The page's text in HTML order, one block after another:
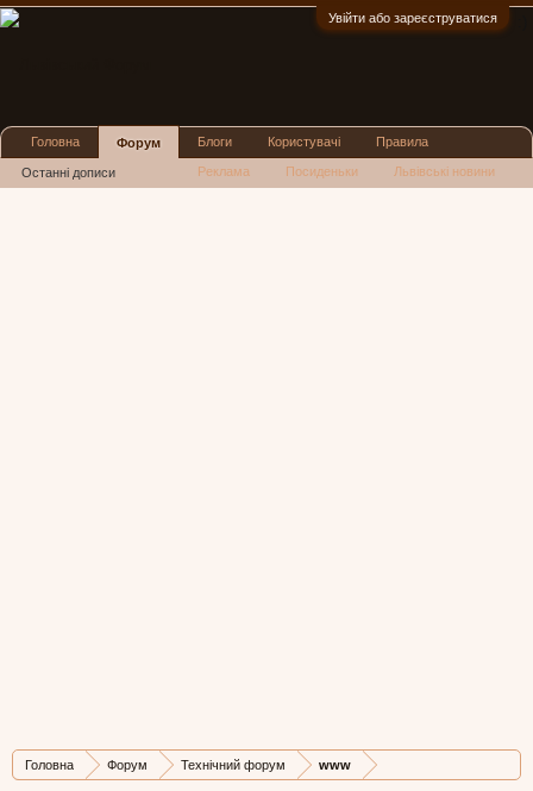
Увійти або зареєструватися
Головна Форум Технічний форум www
Головна Форум
Останні дописи
Блоги Користувачі Правила
Реклама Посиденьки Львівські новини